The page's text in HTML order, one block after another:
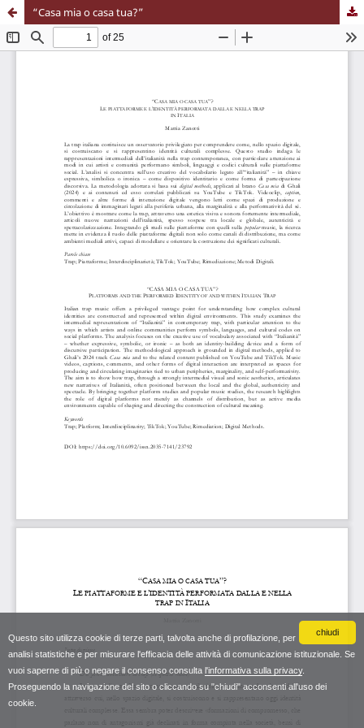
chiudi
Questo sito utilizza cookie di terze parti, talvolta anche di profilazione, per
analisi statistiche e per misurare l'efficacia delle attività di comunicazione istituzionale. Se
vuoi saperne di più o negare il consenso consulta l'informativa sulla privacy.
Proseguendo la navigazione del sito o cliccando su "chiudi" acconsenti all'uso dei
cookie.
“Casa mia o casa tua?”